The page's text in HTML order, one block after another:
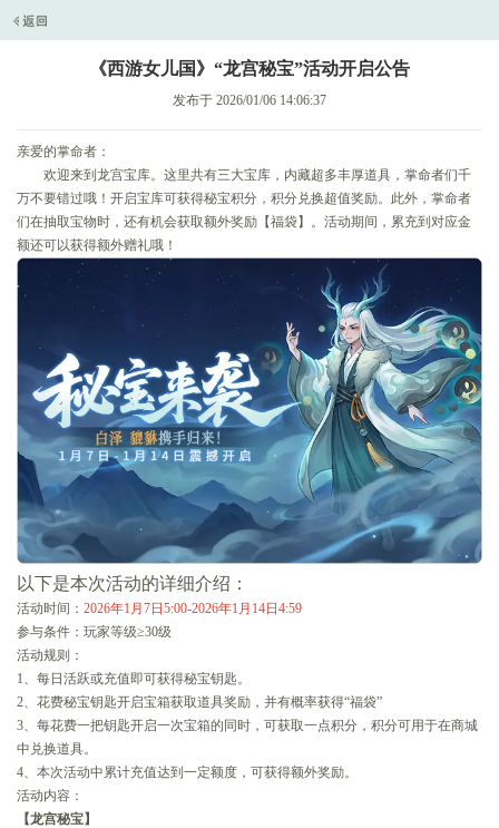
《西游女儿国》“龙宫秘宝”活动开启公告
发布于 2026/01/06 14:06:37
亲爱的掌命者：
欢迎来到龙宫宝库。这里共有三大宝库，内藏超多丰厚道具，掌命者们千
万不要错过哦！开启宝库可获得秘宝积分，积分兑换超值奖励。此外，掌命者
们在抽取宝物时，还有机会获取额外奖励【福袋】。活动期间，累充到对应金
额还可以获得额外赠礼哦！
以下是本次活动的详细介绍：
活动时间： 2026年1月7日5:00-2026年1月14日4:59
参与条件：玩家等级≥30级
活动规则：
1、每日活跃或充值即可获得秘宝钥匙。
2、花费秘宝钥匙开启宝箱获取道具奖励，并有概率获得“福袋”
3、每花费一把钥匙开启一次宝箱的同时，可获取一点积分，积分可用于在商城
中兑换道具。
4、本次活动中累计充值达到一定额度，可获得额外奖励。
活动内容：
【龙宫秘宝】